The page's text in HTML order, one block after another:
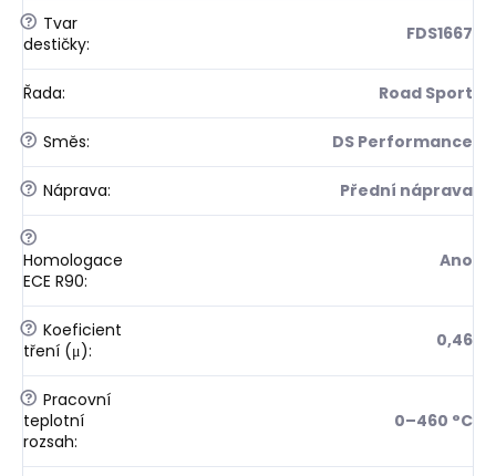
? Tvar
destičky: FDS1667
Řada: Road Sport
? Směs: DS Performance
? Náprava: Přední náprava
?
Homologace
ECE R90:
Ano
? Koeficient
tření (μ): 0,46
? Pracovní
teplotní
rozsah:
0–460 °C